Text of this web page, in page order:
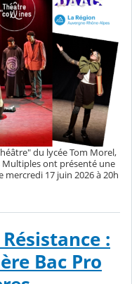
du lycée Tom Morel,
ont présenté une
17 juin 2026 à 20h
:
Bac Pro